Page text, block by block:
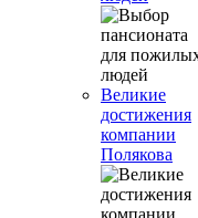
Великие
достижения
компании
Полякова